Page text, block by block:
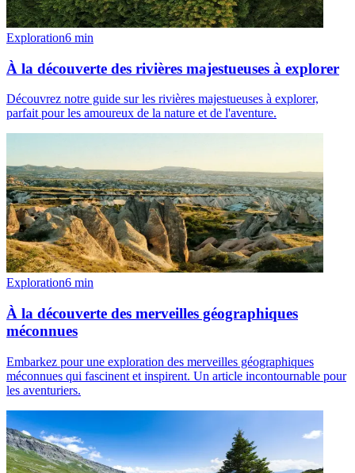
Exploration6 min
À la découverte des rivières majestueuses à explorer
Découvrez notre guide sur les rivières majestueuses à explorer,
parfait pour les amoureux de la nature et de l'aventure.
Exploration6 min
À la découverte des merveilles géographiques
méconnues
Embarkez pour une exploration des merveilles géographiques
méconnues qui fascinent et inspirent. Un article incontournable pour
les aventuriers.